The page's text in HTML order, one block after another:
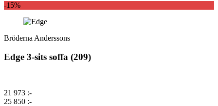
-15%
Bröderna Anderssons
Edge 3-sits soffa (209)
21 973 :-
25 850 :-